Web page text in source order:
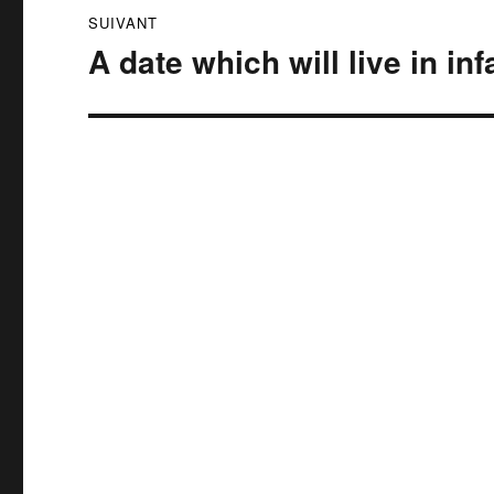
SUIVANT
Publication
A date which will live in